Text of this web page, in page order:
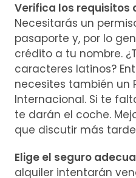
Verifica los requisitos
Necesitarás un
pasaporte y, por lo
crédito a tu nombre.
caracteres latinos?
necesites también un
Internacional. Si te
te darán el coche.
que discutir más
Elige el seguro
alquiler intentarán